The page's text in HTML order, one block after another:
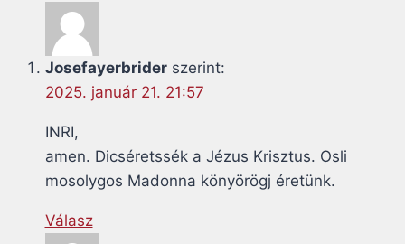
Josefayerbrider szerint:
2025. január 21. 21:57
INRI,
amen. Dicséretssék a Jézus Krisztus. Osli
mosolygos Madonna könyörögj éretünk.
Válasz